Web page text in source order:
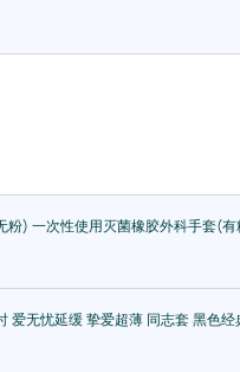
粉) 一次性使用灭菌橡胶外科手套(有
爱无忧延缓挚爱超薄 同志套黑色经